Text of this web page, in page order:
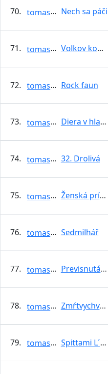
70. tomasso Nech sa páči
71. tomasso Volkov komander
72. tomasso Rock faun
73. tomasso Diera v hlave
74. tomasso 32. Drolivá
75. tomasso Ženská príťažlivosť
76. tomasso Sedmilhář
77. tomasso Previsnutá špára
78. tomasso Zmŕtvychvstanie
79. tomasso Spittami L´Uterro